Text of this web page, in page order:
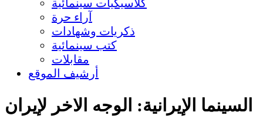
كلاسيكيات سينمائية
آراء حرة
ذكريات وشهادات
كتب سينمائية
مقابلات
أرشيف الموقع
السينما الإيرانية: الوجه الاخر لإيران